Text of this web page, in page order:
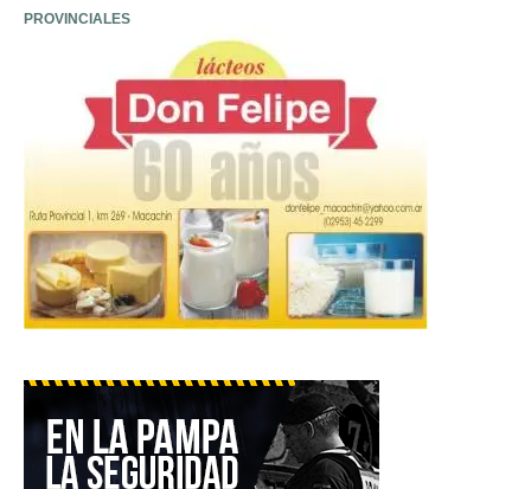
PROVINCIALES